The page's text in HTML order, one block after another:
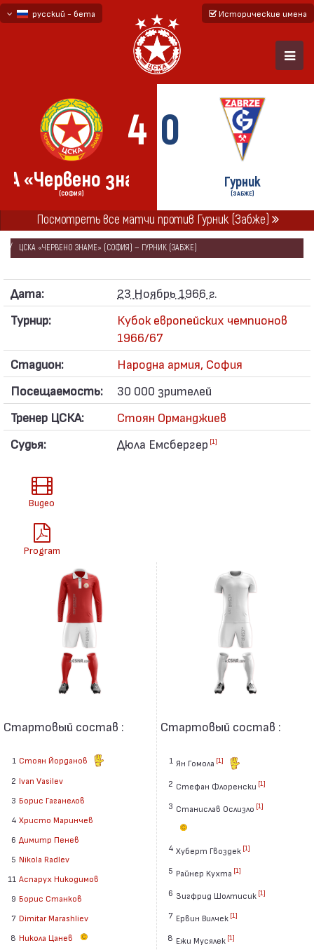
русский - бета
Исторические имена
4 0
«Червено знаме»
(СОФИЯ)
Гурник
(ЗАБЖЕ)
Посмотреть все матчи против Гурник (Забже)
ГЛАВНАЯ СЕЗОНЫ 1966/67
КУБОК ЕВРОПЕЙСКИХ ЧЕМПИОНОВ 1966/67
ЦСКА «ЧЕРВЕНО ЗНАМЕ» (СОФИЯ) — ГУРНИК (ЗАБЖЕ)
Дата:
23 Ноябрь 1966 г.
Турнир:
Кубок европейских чемпионов
1966/67
Стадион:
Народна армия, София
Посещаемость:
30 000 зрителей
Тренер ЦСКА:
Стоян Орманджиев
Судья:
Дюла Емсбергер [1]
Видео
Program
Стартовый состав :
1 Стоян Йорданов
2 Ivan Vasilev
3 Борис Гаганелов
4 Христо Маринчев
6 Димитр Пенев
5 Nikola Radlev
11 Аспарух Никодимов
9 Борис Станков
7 Dimitar Marashliev
8 Никола Цанев
Стартовый состав :
1 Ян Гомола [1]
2 Стефан Флоренски [1]
3 Станислав Ослизло [1]
4 Хуберт Гвоздек [1]
5 Райнер Кухта [1]
6 Зигфрид Шолтисик [1]
7 Ервин Вилчек [1]
8 Ежи Мусялек [1]